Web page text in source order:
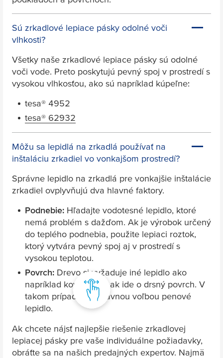
Sú zrkadlové lepiace pásky odolné voči
vlhkosti?
Všetky naše zrkadlové lepiace pásky sú odolné
voči vode. Preto poskytujú pevný spoj v prostredí s
vysokou vlhkosťou, ako sú napríklad kúpeľne:
tesa® 4952
tesa® 62932
Môžu sa lepidlá na zrkadlá používať na
inštaláciu zrkadiel vo vonkajšom prostredí?
Správne lepidlo na zrkadlá pre vonkajšie inštalácie
zrkadiel ovplyvňujú dva hlavné faktory.
Podnebie: Hľadajte vodotesné lepidlo, ktoré
nemá problém s dažďom. Ak je výrobok určený
do teplého podnebia, použite lepiaci roztok,
ktorý vytvára pevný spoj aj v prostredí s
vysokou teplotou.
Povrch: Drevo si vyžaduje iné lepidlo ako
napríklad kov. Najmä ak ide o drsný povrch. V
takom prípade je správnou voľbou penové
lepidlo.
Ak chcete nájsť najlepšie riešenie zrkadlovej
lepiacej pásky pre vaše individuálne požiadavky,
obráťte sa na našich predajných expertov. Najmä